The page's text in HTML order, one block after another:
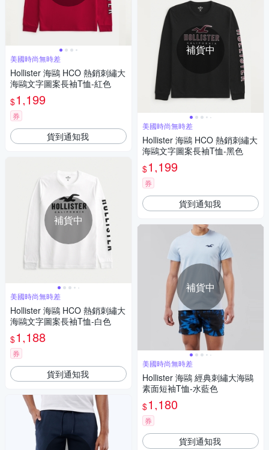
美國時尚無時差
Hollister 海鷗 HCO 熱銷刺繡大
海鷗文字圖案長袖T恤-紅色
$1,199
券
貨到通知我
補貨中
美國時尚無時差
Hollister 海鷗 HCO 熱銷刺繡大
海鷗文字圖案長袖T恤-白色
$1,188
券
貨到通知我
補貨中
美國時尚無時差
Hollister 海鷗 HCO 熱銷刺繡大
海鷗文字圖案長袖T恤-黑色
$1,199
券
貨到通知我
補貨中
美國時尚無時差
Hollister 海鷗 經典刺繡大海鷗
素面短袖T恤-水藍色
$1,180
券
貨到通知我